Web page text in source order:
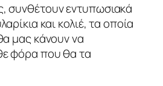
συνθέτουνεντυπωσιακά
και κολιέ, τα οποία
μας κάνουν να
φόρα που θα τα